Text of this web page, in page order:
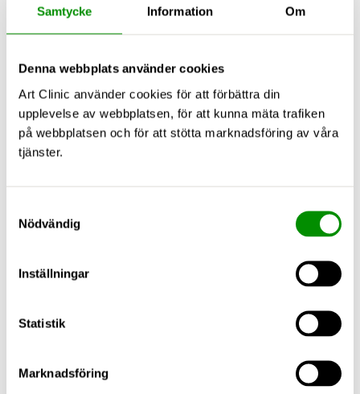
Samtycke Information Om
Denna webbplats använder cookies
Art Clinic använder cookies för att förbättra din
upplevelse av webbplatsen, för att kunna mäta trafiken
på webbplatsen och för att stötta marknadsföring av våra
tjänster.
Nödvändig
Inställningar
Statistik
Marknadsföring